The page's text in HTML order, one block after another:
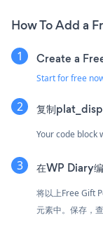
How To Add a
Create a
Start for free
复制
Your code block
在WP Diary
将以上Free Gift
元素中。保存，